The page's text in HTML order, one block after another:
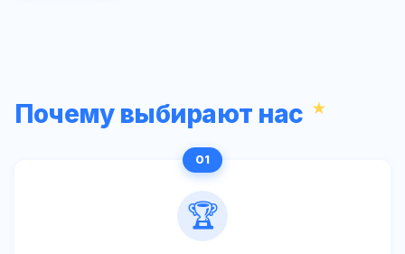
Почему выбирают нас
🏆